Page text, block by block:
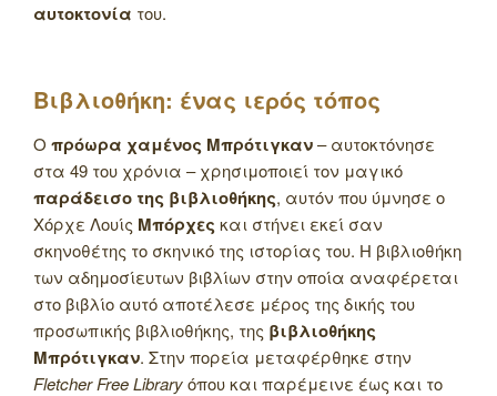
αυτοκτονία του.
Βιβλιοθήκη: ένας ιερός τόπος
Ο πρόωρα χαμένος Μπρότιγκαν– αυτοκτόνησε
στα 49 του χρόνια – χρησιμοποιεί τον μαγικό
παράδεισο της βιβλιοθήκης, αυτόν που ύμνησε ο
Χόρχε Λουίς Μπόρχες και στήνει εκεί σαν
σκηνοθέτης το σκηνικό της ιστορίας του. Η βιβλιοθήκη
των αδημοσίευτων βιβλίων στην οποία αναφέρεται
στο βιβλίο αυτό αποτέλεσε μέρος της δικής του
προσωπικής βιβλιοθήκης, της βιβλιοθήκης
Μπρότιγκαν. Στην πορεία μεταφέρθηκε στην
Fletcher Free Libraryόπου και παρέμεινε έως και το